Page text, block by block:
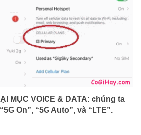
MỤC VOICE & DATA: chúng ta
On”, “5G Auto”, và “LTE”.